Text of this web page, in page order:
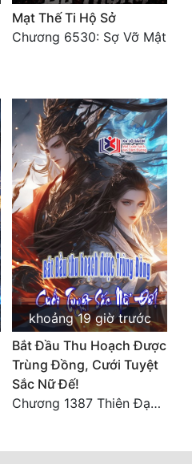
Mạt Thế Ti Hộ Sở
Chương 6530: Sợ Vỡ Mật
khoảng 19 giờ trước
Bắt Đầu Thu Hoạch Được
Trùng Đồng, Cưới Tuyệt
Sắc Nữ Đế!
Chương 1387 Thiên Đạo đắc ý